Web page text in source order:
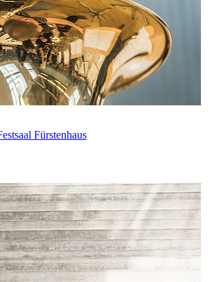
Fürstenhaus